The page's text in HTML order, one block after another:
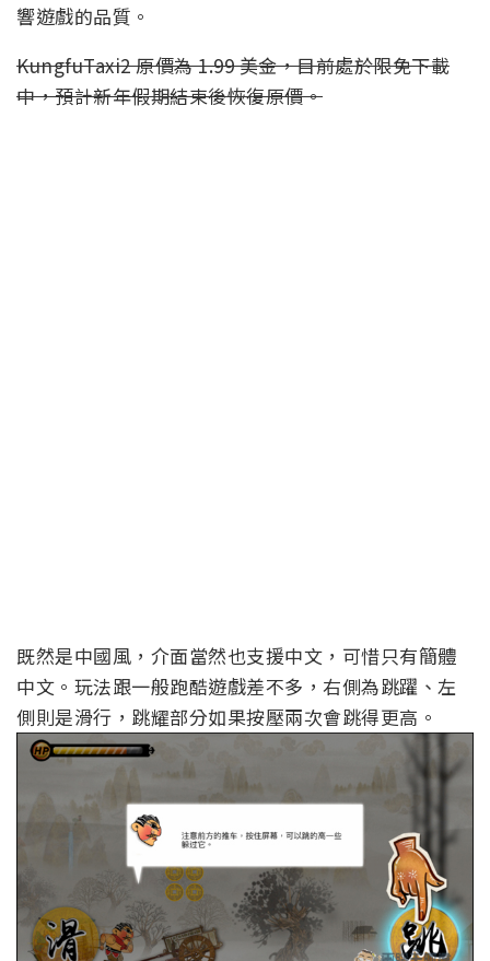
響遊戲的品質。
KungfuTaxi2 原價為 1.99 美金，目前處於限免下載
中，預計新年假期結束後恢復原價。
既然是中國風，介面當然也支援中文，可惜只有簡體
中文。玩法跟一般跑酷遊戲差不多，右側為跳躍、左
側則是滑行，跳耀部分如果按壓兩次會跳得更高。